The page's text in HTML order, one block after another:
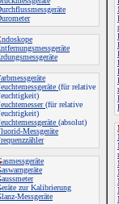
ndoskope
arbmessgeräte
(für relative
(für relative
(absolut)
Messgeräte
asmessgeräte
zur Kalibrierung
Messgeräte